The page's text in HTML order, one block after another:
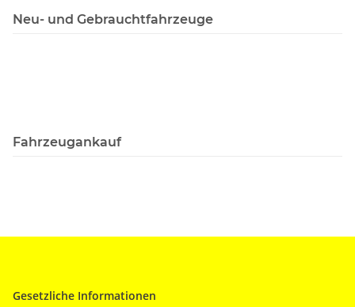
Neu- und Gebrauchtfahrzeuge
Fahrzeugankauf
Gesetzliche Informationen